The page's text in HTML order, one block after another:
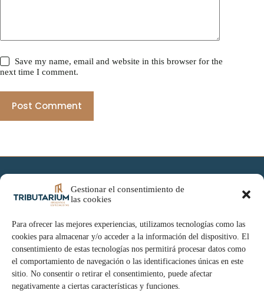
Gestionar el consentimiento de
las cookies
Para ofrecer las mejores experiencias, utilizamos tecnologías como las
cookies para almacenar y/o acceder a la información del dispositivo. El
consentimiento de estas tecnologías nos permitirá procesar datos como
el comportamiento de navegación o las identificaciones únicas en este
sitio. No consentir o retirar el consentimiento, puede afectar
negativamente a ciertas características y funciones.
Save my name, email and website in this browser for the
next time I comment.
Post Comment
Especialidades
Tributarium blog
Contacto